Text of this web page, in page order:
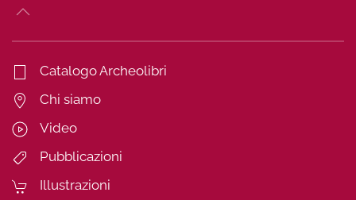
Catalogo Archeolibri
Chi siamo
Video
Pubblicazioni
Illustrazioni